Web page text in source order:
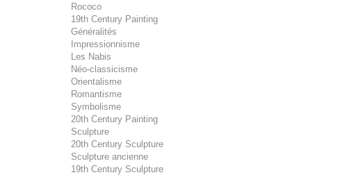
Rococo
19th Century Painting
Généralités
Impressionnisme
Les Nabis
Néo-classicisme
Orientalisme
Romantisme
Symbolisme
20th Century Painting
Sculpture
20th Century Sculpture
Sculpture ancienne
19th Century Sculpture